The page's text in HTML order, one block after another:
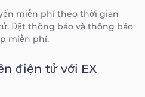
miễn phí theo thời gian
Đặt thông báo và thông báo
miễn phí.
điện tử với EX